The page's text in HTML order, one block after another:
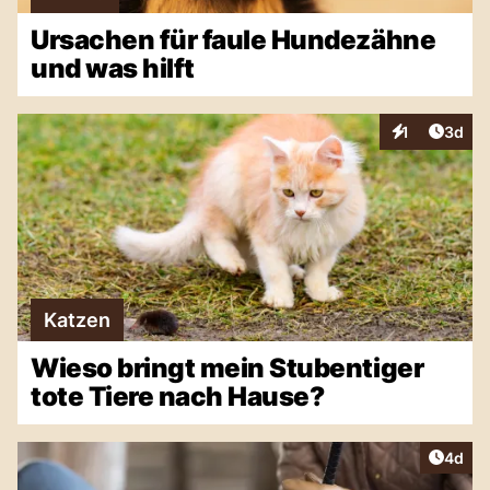
Ursachen für faule Hundezähne
und was hilft
1
Interaktionen
3d
Katzen
Wieso bringt mein Stubentiger
tote Tiere nach Hause?
4d